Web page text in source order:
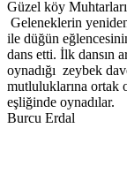
Güzel köy
Geleneklerin yeniden
ile düğün
dans etti. İlk dansın
oynadığı zeybek
mutluluklarına ortak
eşliğinde oynadılar.
Burcu Erdal